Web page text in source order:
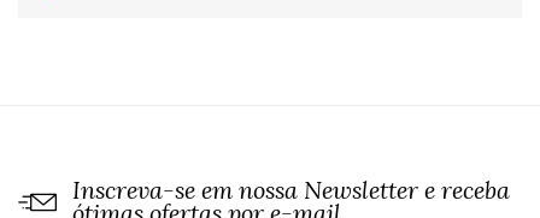
Inscreva-se em nossa Newsletter e receba